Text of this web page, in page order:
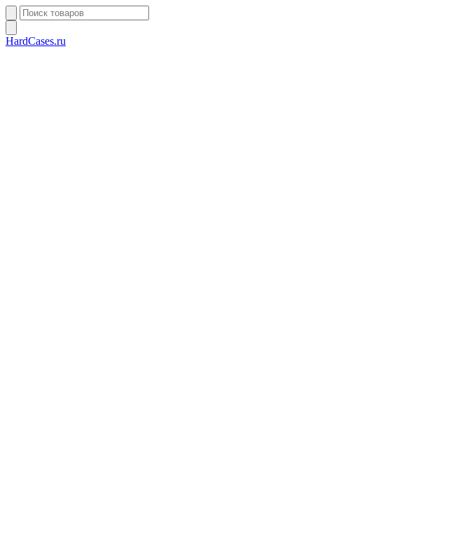
HardCases.ru